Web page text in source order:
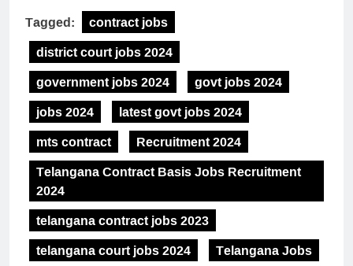
Tagged:
contract jobs
district court jobs 2024
government jobs 2024
govt jobs 2024
jobs 2024
latest govt jobs 2024
mts contract
Recruitment 2024
Telangana Contract Basis Jobs Recruitment
2024
telangana contract jobs 2023
telangana court jobs 2024
Telangana Jobs